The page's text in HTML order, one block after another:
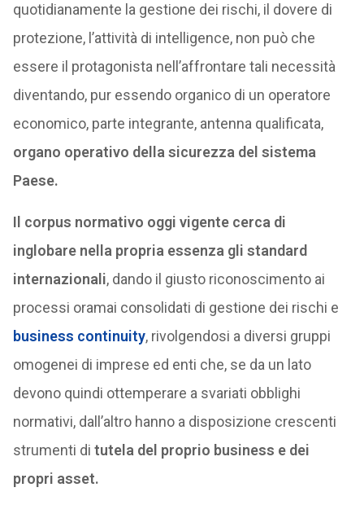
quotidianamente la gestione dei rischi, il dovere di
protezione, l’attività di intelligence, non può che
essere il protagonista nell’affrontare tali necessità
diventando, pur essendo organico di un operatore
economico, parte integrante, antenna qualificata,
organo operativo della sicurezza del sistema
Paese.
Il corpus normativo oggi vigente cerca di
inglobare nella propria essenza gli standard
internazionali, dando il giusto riconoscimento ai
processi oramai consolidati di gestione dei rischi e
business continuity, rivolgendosi a diversi gruppi
omogenei di imprese ed enti che, se da un lato
devono quindi ottemperare a svariati obblighi
normativi, dall’altro hanno a disposizione crescenti
strumenti di tutela del proprio business e dei
propri asset.